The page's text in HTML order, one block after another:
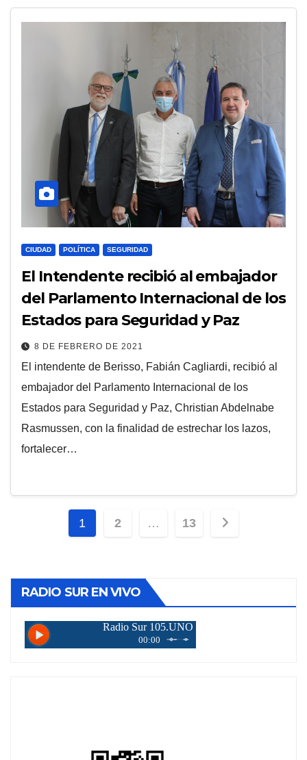
CIUDAD POLÍTICA SEGURIDAD
El Intendente recibió al embajador
del Parlamento Internacional de los
Estados para Seguridad y Paz
8 DE FEBRERO DE 2021
El intendente de Berisso, Fabián Cagliardi, recibió al
embajador del Parlamento Internacional de los
Estados para Seguridad y Paz, Christian Abdelnabe
Rasmussen, con la finalidad de estrechar los lazos,
fortalecer…
Paginación
entradas
1 2 … 13
RADIO SUR EN VIVO